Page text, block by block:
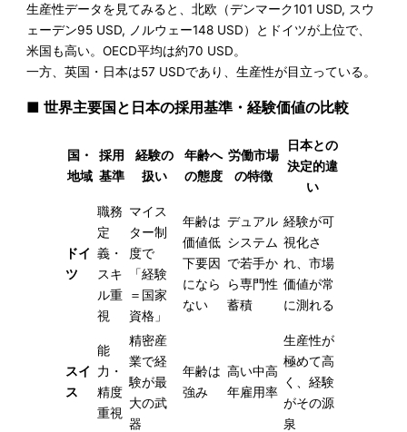
生産性データを見てみると、北欧（デンマーク101 USD, スウ
ェーデン95 USD, ノルウェー148 USD）とドイツが上位で、
米国も高い。OECD平均は約70 USD。
一方、英国・日本は57 USDであり、生産性が目立っている。
■ 世界主要国と日本の採用基準・経験価値の比較
国・
地域
採用
基準
経験の
扱い
年齢へ
の態度
労働市場
の特徴
日本との
決定的違
い
ドイ
ツ
職務
定
義・
スキ
ル重
視
マイス
ター制
度で
「経験
＝国家
資格」
年齢は
価値低
下要因
になら
ない
デュアル
システム
で若手か
ら専門性
蓄積
経験が可
視化さ
れ、市場
価値が常
に測れる
スイ
ス
能
力・
精度
重視
精密産
業で経
験が最
大の武
器
年齢は
強み
高い中高
年雇用率
生産性が
極めて高
く、経験
がその源
泉